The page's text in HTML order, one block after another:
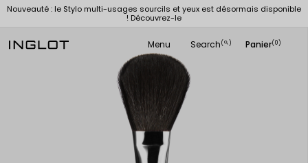
Nouveauté : le Stylo multi-usages sourcils et yeux est désormais disponible
! Découvrez-le
Menu Search(
search ) Panier(0)